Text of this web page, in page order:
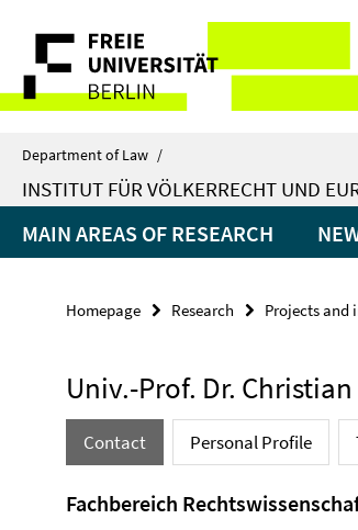
direkt
Inhalt
Service
Navigation
Department of Law /
INSTITUT FÜR VÖLKERRECHT UND
MAIN AREAS OF RESEARCH
Homepage Research Projects and
Univ.-Prof. Dr.
Contact Personal Profile
Fachbereich